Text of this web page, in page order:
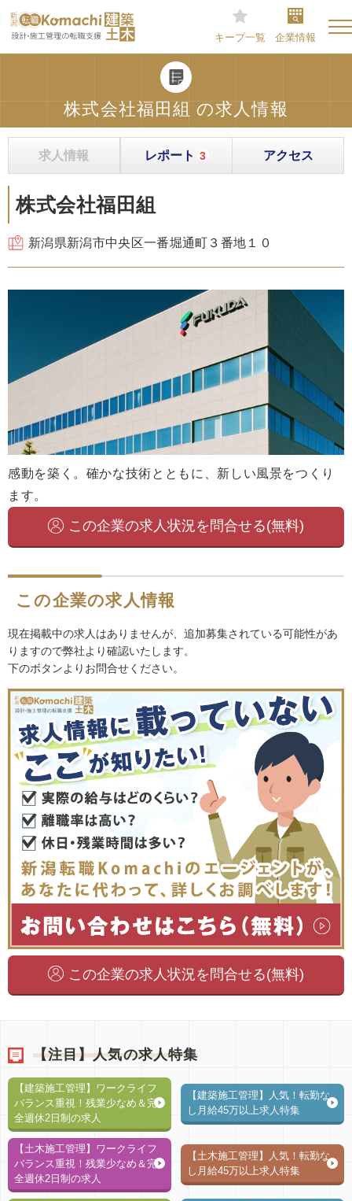
キープ一覧 企業情報
株式会社福田組 の求人情報
求人情報 レポート 3 アクセス
株式会社福田組
新潟県新潟市中央区一番堀通町３番地１０
感動を築く。確かな技術とともに、新しい風景をつくり
ます。
この企業の求人状況を問合せる(無料)
この企業の求人情報
現在掲載中の求人はありませんが、追加募集されている可能性があ
りますので弊社より確認いたします。
下のボタンよりお問合せください。
この企業の求人状況を問合せる(無料)
【注目】人気の求人特集
【建築施工管理】ワークライフ
バランス重視！残業少なめ＆完
全週休2日制の求人
【建築施工管理】人気！転勤な
し月給45万以上求人特集
【土木施工管理】ワークライフ
バランス重視！残業少なめ＆完
全週休2日制の求人
【土木施工管理】人気！転勤な
し月給45万以上求人特集